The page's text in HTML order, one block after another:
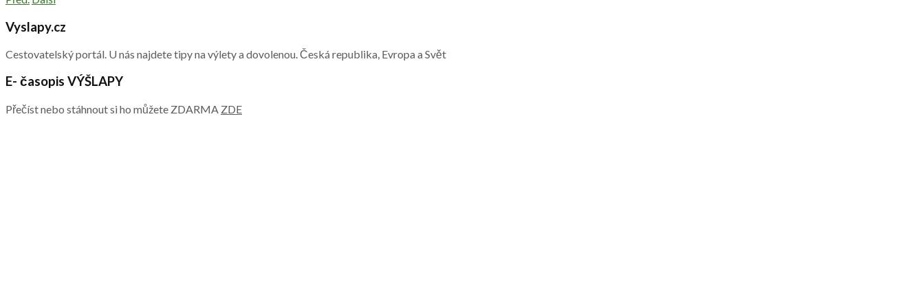
Vyslapy.cz
Cestovatelský portál. U nás najdete tipy na výlety a dovolenou. Česká republika, Evropa a Svět
E- časopis VÝŠLAPY
Přečíst nebo stáhnout si ho můžete ZDARMA ZDE